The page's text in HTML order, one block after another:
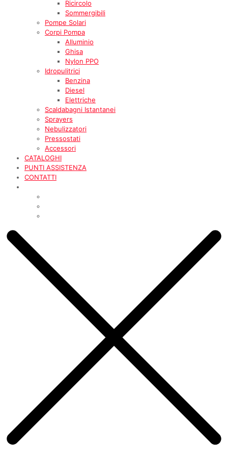
Ricircolo
Sommergibili
Pompe Solari
Corpi Pompa
Alluminio
Ghisa
Nylon PPO
Idropulitrici
Benzina
Diesel
Elettriche
Scaldabagni Istantanei
Sprayers
Nebulizzatori
Pressostati
Accessori
CATALOGHI
PUNTI ASSISTENZA
CONTATTI